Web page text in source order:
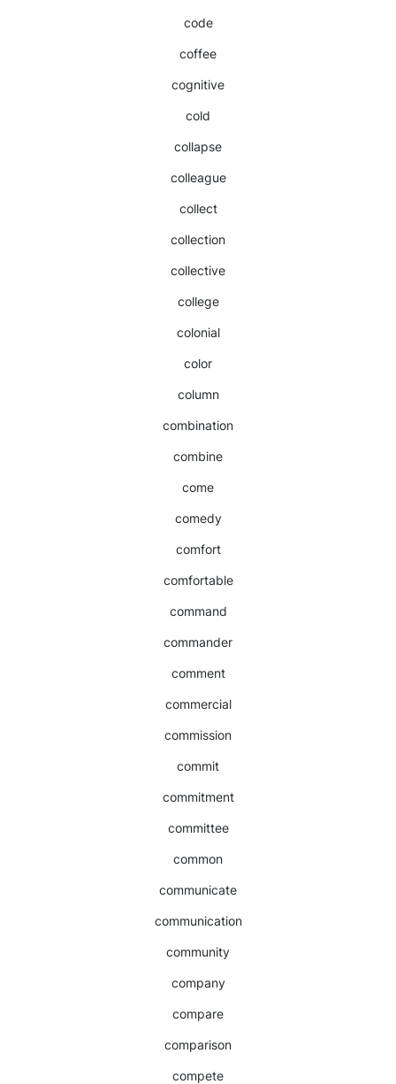
code
coffee
cognitive
cold
collapse
colleague
collect
collection
collective
college
colonial
color
column
combination
combine
come
comedy
comfort
comfortable
command
commander
comment
commercial
commission
commit
commitment
committee
common
communicate
communication
community
company
compare
comparison
compete